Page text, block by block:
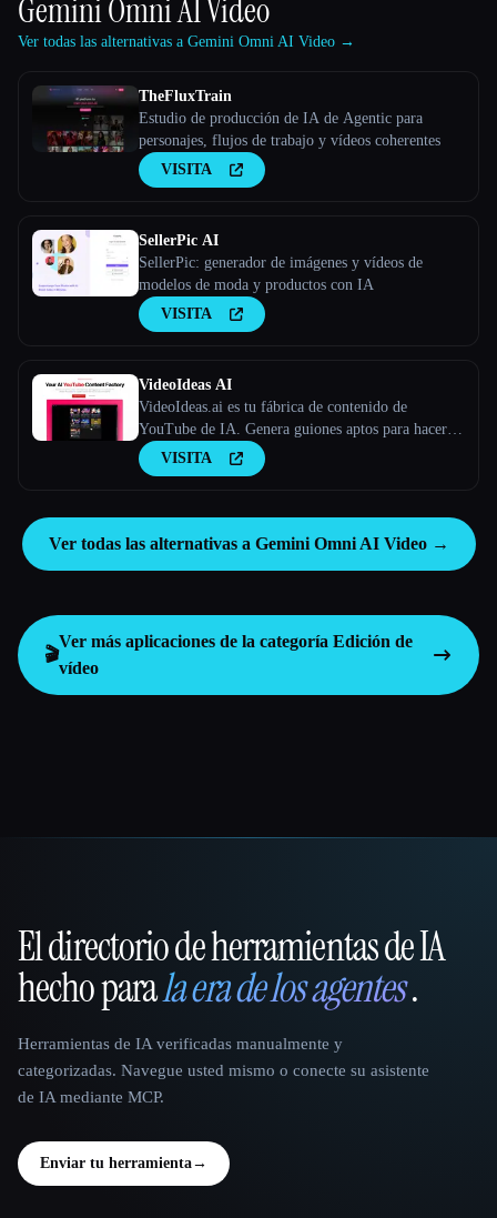
Gemini Omni AI Video
Ver todas las alternativas a Gemini Omni AI Video →
TheFluxTrain
Estudio de producción de IA de Agentic para
personajes, flujos de trabajo y vídeos coherentes
VISITA
SellerPic AI
SellerPic: generador de imágenes y vídeos de
modelos de moda y productos con IA
VISITA
VideoIdeas AI
VideoIdeas.ai es tu fábrica de contenido de
YouTube de IA. Genera guiones aptos para hacer
virus, nuevas ideas de vídeo y contenido atractivo
en cuestión de minutos.
VISITA
Ver todas las alternativas a Gemini Omni AI Video →
🎬
Ver más aplicaciones de la categoría Edición de
vídeo
That AI Collection
El directorio de herramientas de IA
hecho parala era de los agentes.
Herramientas de IA verificadas manualmente y
categorizadas. Navegue usted mismo o conecte su asistente
de IA mediante MCP.
Enviar tu herramienta→